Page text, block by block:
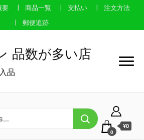
要 商品一覧 支払い
注文方法
郵便追跡
品数が多い店
品
0
¥0